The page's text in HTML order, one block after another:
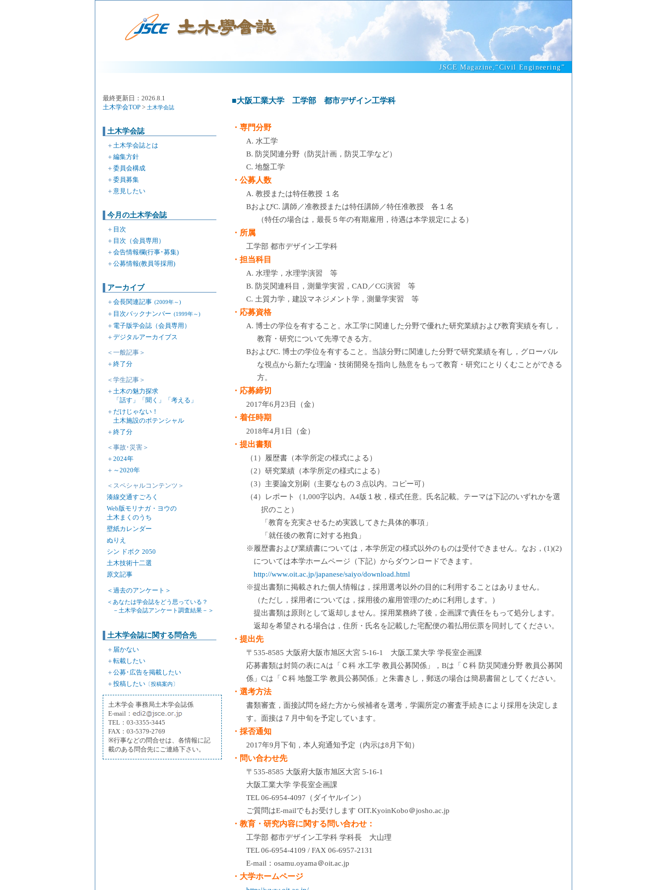
JSCE Magazine,“Civil Engineering”
最終更新日：2026.8.1
土木学会TOP > 土木学会誌
土木学会誌
＋ 土木学会誌とは
＋ 編集方針
＋ 委員会構成
＋ 委員募集
＋ 意見したい
今月の土木学会誌
＋ 目次
＋ 目次（会員専用）
＋ 会告情報欄(行事･募集)
＋ 公募情報(教員等採用)
アーカイブ
＋ 会長関連記事 (2009年～)
＋ 目次バックナンバー (1999年～)
＋ 電子版学会誌（会員専用）
＋ デジタルアーカイブス
＜一般記事＞
＋ 終了分
＜学生記事＞
＋ 土木の魅力探求
「話す」「聞く」「考える」
＋ だけじゃない！
土木施設のポテンシャル
＋ 終了分
＜事故･災害＞
＋ 2024年
＋ ～2020年
＜スペシャルコンテンツ＞
湊線交通すごろく
Web版モリナガ・ヨウの
土木まくのうち
壁紙カレンダー
ぬりえ
シン ドボク 2050
土木技術十二選
原文記事
＜過去のアンケート＞
＜あなたは学会誌をどう思っている？
－土木学会誌アンケート調査結果－＞
土木学会誌に関する問合先
＋ 届かない
＋ 転載したい
＋ 公募･広告を掲載したい
＋ 投稿したい 〔投稿案内〕
土木学会 事務局土木学会誌係
E-mail：
TEL：03-3355-3445
FAX：03-5379-2769
※行事などの問合せは、各情報に記
載のある問合先にご連絡下さい。
■大阪工業大学 工学部 都市デザイン工学科
・専門分野
A. 水工学
B. 防災関連分野（防災計画，防災工学など）
C. 地盤工学
・公募人数
A. 教授または特任教授 １名
BおよびC. 講師／准教授または特任講師／特任准教授 各１名
（特任の場合は，最長５年の有期雇用，待遇は本学規定による）
・所属
工学部 都市デザイン工学科
・担当科目
A. 水理学，水理学演習 等
B. 防災関連科目，測量学実習，CAD／CG演習 等
C. 土質力学，建設マネジメント学，測量学実習 等
・応募資格
A. 博士の学位を有すること。水工学に関連した分野で優れた研究業績および教育実績を有し，
教育・研究について先導できる方。
BおよびC. 博士の学位を有すること。当該分野に関連した分野で研究業績を有し，グローバル
な視点から新たな理論・技術開発を指向し熱意をもって教育・研究にとりくむことができる
方。
・応募締切
2017年6月23日（金）
・着任時期
2018年4月1日（金）
・提出書類
（1）履歴書（本学所定の様式による）
（2）研究業績（本学所定の様式による）
（3）主要論文別刷（主要なもの３点以内。コピー可）
（4）レポート（1,000字以内。A4版１枚，様式任意。氏名記載。テーマは下記のいずれかを選
択のこと）
「教育を充実させるため実践してきた具体的事項」
「就任後の教育に対する抱負」
※履歴書および業績書については，本学所定の様式以外のものは受付できません。なお，(1)(2)
については本学ホームページ（下記）からダウンロードできます。
http://www.oit.ac.jp/japanese/saiyo/download.html
※提出書類に掲載された個人情報は，採用選考以外の目的に利用することはありません。
（ただし，採用者については，採用後の雇用管理のために利用します。）
提出書類は原則として返却しません。採用業務終了後，企画課で責任をもって処分します。
返却を希望される場合は，住所・氏名を記載した宅配便の着払用伝票を同封してください。
・提出先
〒535-8585 大阪府大阪市旭区大宮 5-16-1 大阪工業大学 学長室企画課
応募書類は封筒の表にAは「Ｃ科 水工学 教員公募関係」，Bは「Ｃ科 防災関連分野 教員公募関
係」Cは「Ｃ科 地盤工学 教員公募関係」と朱書きし，郵送の場合は簡易書留としてください。
・選考方法
書類審査，面接試問を経た方から候補者を選考，学園所定の審査手続きにより採用を決定しま
す。面接は７月中旬を予定しています。
・採否通知
2017年9月下旬，本人宛通知予定（内示は8月下旬）
・問い合わせ先
〒535-8585 大阪府大阪市旭区大宮 5-16-1
大阪工業大学 学長室企画課
TEL 06-6954-4097（ダイヤルイン）
ご質問はE-mailでもお受けします OIT.KyoinKobo＠josho.ac.jp
・教育・研究内容に関する問い合わせ：
工学部 都市デザイン工学科 学科長 大山理
TEL 06-6954-4109 / FAX 06-6957-2131
E-mail：osamu.oyama＠oit.ac.jp
・大学ホームページ